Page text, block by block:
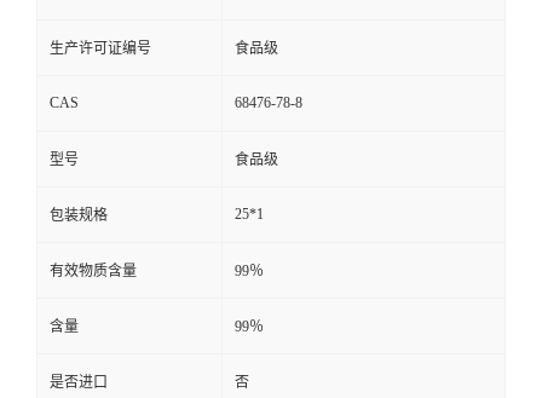
生产许可证编号 食品级
CAS 68476-78-8
型号 食品级
包装规格 25*1
有效物质含量 99％
含量 99％
是否进口 否